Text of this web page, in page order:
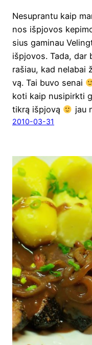
Nesu­pran­tu kaip
nos išpjo­vos
sius gami­nau
išpjo­vos. Tada, dar
rašiau, kad
vą. Tai buvo senai
ko­ti kaip nusi­pirk­ti
tik­rą išpjovą
jau
2010-03-31